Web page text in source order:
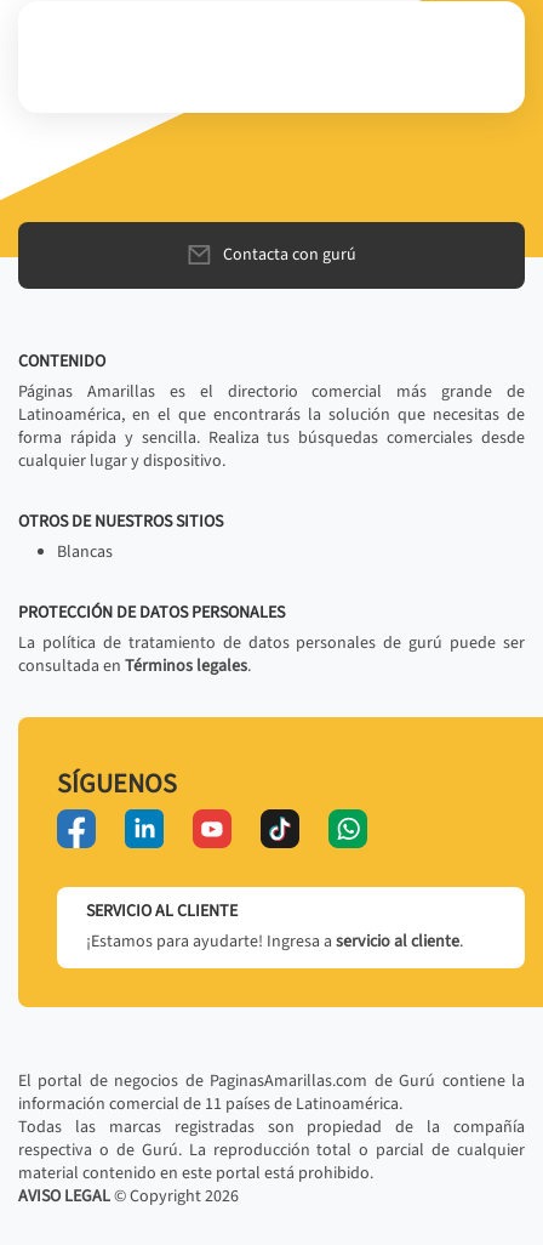
Contacta con gurú
CONTENIDO
Páginas Amarillas es el directorio comercial más grande de
Latinoamérica, en el que encontrarás la solución que necesitas de
forma rápida y sencilla. Realiza tus búsquedas comerciales desde
cualquier lugar y dispositivo.
OTROS DE NUESTROS SITIOS
Blancas
PROTECCIÓN DE DATOS PERSONALES
La política de tratamiento de datos personales de gurú puede ser
consultada en Términos legales.
SÍGUENOS
SERVICIO AL CLIENTE
¡Estamos para ayudarte! Ingresa a servicio al cliente.
El portal de negocios de PaginasAmarillas.com de Gurú contiene la
información comercial de 11 países de Latinoamérica.
Todas las marcas registradas son propiedad de la compañía
respectiva o de Gurú. La reproducción total o parcial de cualquier
material contenido en este portal está prohibido.
AVISO LEGAL© Copyright2026